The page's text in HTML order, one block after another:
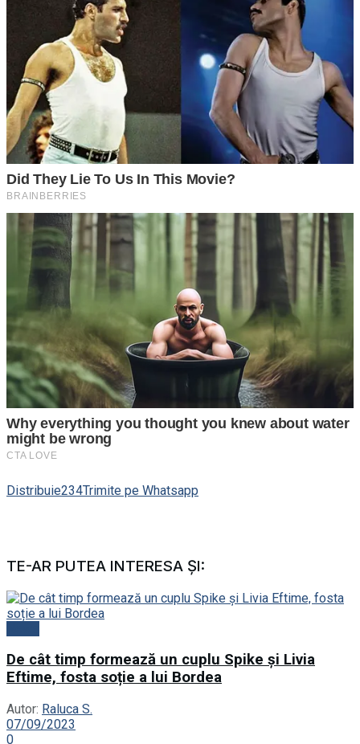
Distribuie234Trimite pe Whatsapp
TE-AR PUTEA INTERESA ȘI:
De cât timp formează un cuplu Spike și Livia
Eftime, fosta soție a lui Bordea
Autor: Raluca S.
07/09/2023
0